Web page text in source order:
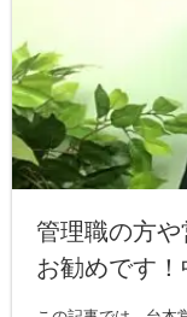
管理職の方
お勧めです